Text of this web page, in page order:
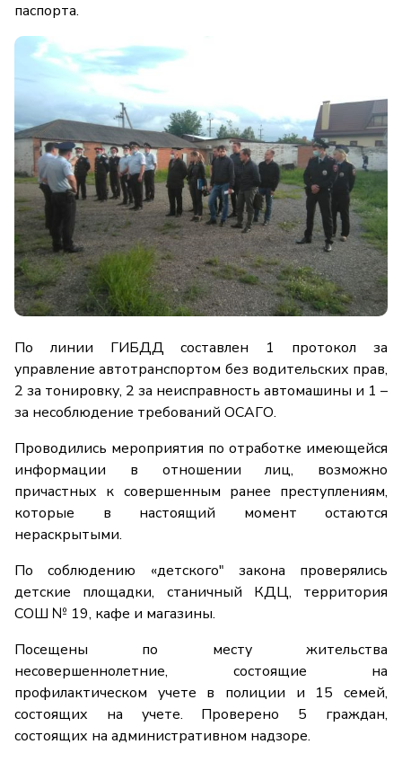
паспорта.
По линии ГИБДД составлен 1 протокол за
управление автотранспортом без водительских прав,
2 за тонировку, 2 за неисправность автомашины и 1 –
за несоблюдение требований ОСАГО.
Проводились мероприятия по отработке имеющейся
информации в отношении лиц, возможно
причастных к совершенным ранее преступлениям,
которые в настоящий момент остаются
нераскрытыми.
По соблюдению «детского" закона проверялись
детские площадки, станичный КДЦ, территория
СОШ № 19, кафе и магазины.
Посещены по месту жительства
несовершеннолетние, состоящие на
профилактическом учете в полиции и 15 семей,
состоящих на учете. Проверено 5 граждан,
состоящих на административном надзоре.